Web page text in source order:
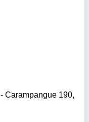
Carampangue 190,